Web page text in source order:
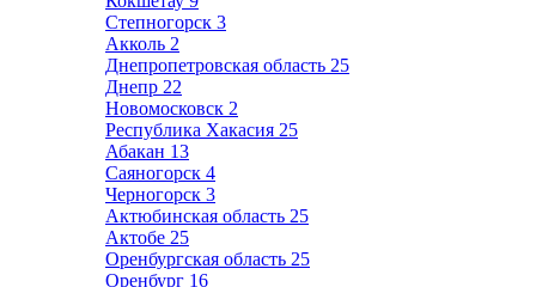
Степногорск 3
Акколь 2
Днепропетровская область 25
Днепр 22
Новомосковск 2
Республика Хакасия 25
Абакан 13
Саяногорск 4
Черногорск 3
Актюбинская область 25
Актобе 25
Оренбургская область 25
Оренбург 16